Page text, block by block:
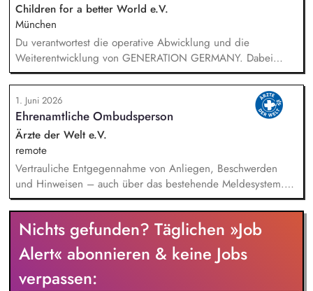
Children for a better World e.V.
München
Du verantwortest die operative Abwicklung und die
Weiterentwicklung von GENERATION GERMANY. Dabei
arbeitest Du im Team und auch eng mit unserem Vorstand
zusammen und übernimmst Verantwortung für die Strategie,
die Umsetzung und das Wachstum des Programms. Dazu
gehören insbesondere: Inhaltliche, strategische und
organisatorische Weiterentwicklung des Programms,
Konzeption, Planung und Durchführung unserer
Demokratieveranstaltungen, Moderation der Veranstaltungen
und Vorbereitung der Panelgäste.
1. Juni 2026
Ehrenamtliche Ombudsperson
Ärzte der Welt e.V.
remote
Vertrauliche Entgegennahme von Anliegen, Beschwerden
und Hinweisen – auch über das bestehende Meldesystem.
Vermittlung bei Konflikten und Unterstützung bei
Klärungsprozessen. Konzeption und Durchführung von
Schulungen und Sensibilisierungsformaten. Mitwirkung an der
Weiterentwicklung von Leitlinien, Verhaltenskodizes und dem
Meldesystem. Förderung einer offenen Feedback- und
Beschwerdekultur innerhalb der Organisation.
Nichts gefunden? Täglichen »Job
Alert« abonnieren & keine Jobs
verpassen: